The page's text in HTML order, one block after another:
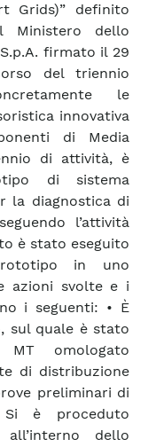
Grids)” definito
Ministero dello
firmato il 29
del triennio
le
innovativa
di Media
di attività, è
di sistema
la diagnostica di
l’attività
è stato eseguito
in uno
azioni svolte e i
i seguenti: • È
sul quale è stato
omologato
di distribuzione
preliminari di
è proceduto
dello